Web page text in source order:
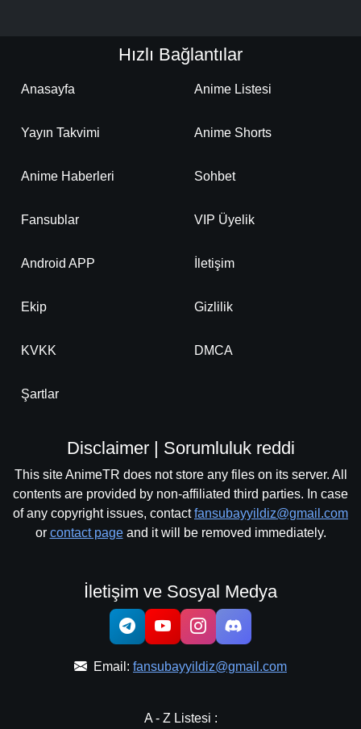
Hızlı Bağlantılar
Anasayfa Anime Listesi
Yayın Takvimi Anime Shorts
Anime Haberleri Sohbet
Fansublar VIP Üyelik
Android APP İletişim
Ekip Gizlilik
KVKK DMCA
Şartlar
Disclaimer | Sorumluluk reddi
This site AnimeTR does not store any files on its server. All
contents are provided by non-affiliated third parties. In case
of any copyright issues, contactfansubayyildiz@gmail.com
or contact pageand it will be removed immediately.
İletişim ve Sosyal Medya
Email: fansubayyildiz@gmail.com
A - Z Listesi :